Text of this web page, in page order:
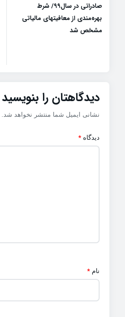
صادراتی در سال۹۹/ شرط
بهره‌مندی از معافیتهای مالیاتی
مشخص شد
دیدگاهتان را بنویسید
نشانی ایمیل شما منتشر نخواهد شد.
دیدگاه *
نام *